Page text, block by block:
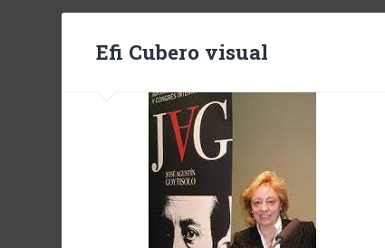
Efi Cubero visual